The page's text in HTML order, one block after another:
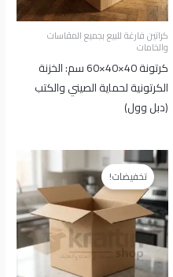
كراتين فارغة للبيع بجميع المقاسات
والخامات
كرتونة 40×40×60 سم: الخزنة
الكرتونية لحماية الصيني والكتب
(دبل وول)
تخفيضات!
السعر
الأصلي
هو:
85.00EGP.
السعر
الحالي
هو:
65.00EGP.